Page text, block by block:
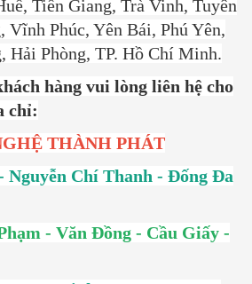
Tiền Giang, Trà Vinh, Tuyên
Vĩnh Phúc, Yên Bái, Phú Yên,
Hải Phòng, TP. Hồ Chí Minh.
hàng vui lòng liên hệ cho
chỉ:
THÀNH PHÁT
Nguyễn Chí Thanh - Đống Đa
- Văn Đồng - Cầu Giấy -